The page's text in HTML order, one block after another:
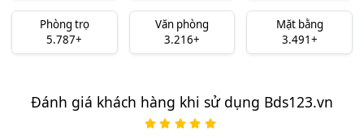
Phòng trọ
5.787+
Văn phòng
3.216+
Mặt bằng
3.491+
Đánh giá khách hàng khi sử dụng Bds123.vn